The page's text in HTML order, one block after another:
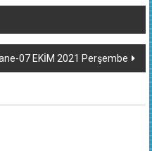
07 EKİM 2021 Perşembe